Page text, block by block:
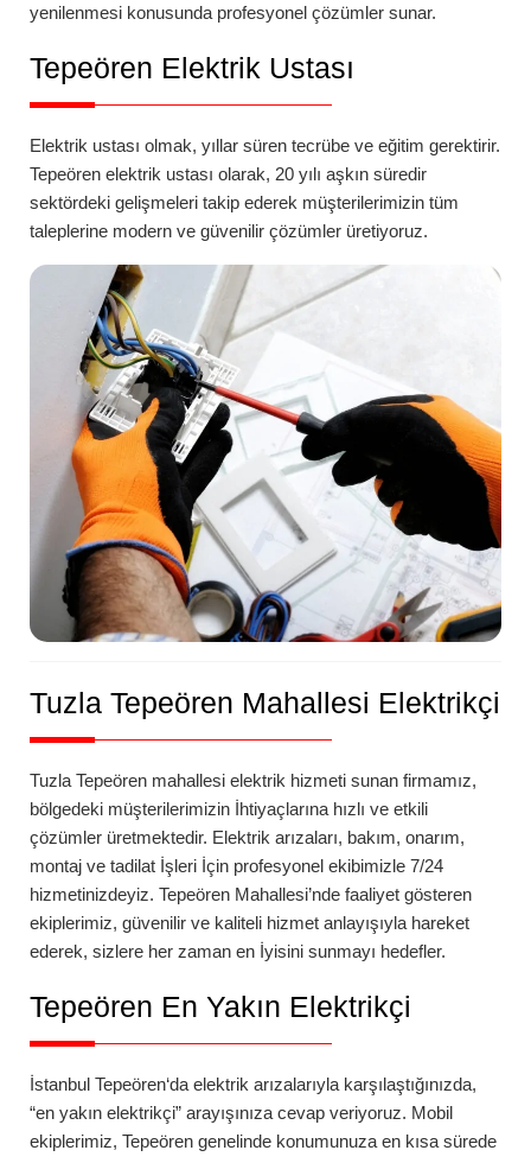
yenilenmesi konusunda profesyonel çözümler sunar.
Tepeören Elektrik Ustası
Elektrik ustası olmak, yıllar süren tecrübe ve eğitim gerektirir.
Tepeören elektrik ustası olarak, 20 yılı aşkın süredir
sektördeki gelişmeleri takip ederek müşterilerimizin tüm
taleplerine modern ve güvenilir çözümler üretiyoruz.
Tuzla Tepeören Mahallesi Elektrikçi
Tuzla Tepeören mahallesi elektrik hizmeti sunan firmamız,
bölgedeki müşterilerimizin İhtiyaçlarına hızlı ve etkili
çözümler üretmektedir. Elektrik arızaları, bakım, onarım,
montaj ve tadilat İşleri İçin profesyonel ekibimizle 7/24
hizmetinizdeyiz. Tepeören Mahallesi’nde faaliyet gösteren
ekiplerimiz, güvenilir ve kaliteli hizmet anlayışıyla hareket
ederek, sizlere her zaman en İyisini sunmayı hedefler.
Tepeören En Yakın Elektrikçi
İstanbul Tepeören‘da elektrik arızalarıyla karşılaştığınızda,
“en yakın elektrikçi” arayışınıza cevap veriyoruz. Mobil
ekiplerimiz, Tepeören genelinde konumunuza en kısa sürede